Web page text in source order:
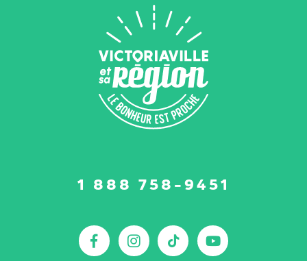
1 888 758-9451
Facebook
Instagram
TikTok